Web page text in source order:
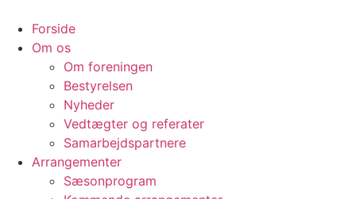
indhold
Forside
Om os
Om foreningen
Bestyrelsen
Nyheder
Vedtægter og referater
Samarbejdspartnere
Arrangementer
Sæsonprogram